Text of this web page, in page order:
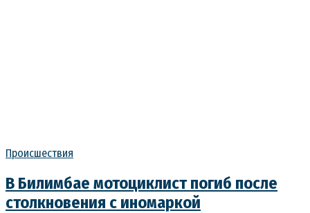
Происшествия
В Билимбае мотоциклист погиб после
столкновения с иномаркой